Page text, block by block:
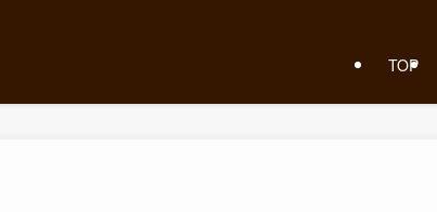
TOP